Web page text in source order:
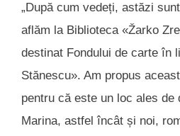
„După cum vedeți, astăzi
aflăm la Biblioteca «Žarko
destinat Fondului de carte în
Stănescu». Am propus
pentru că este un loc ales de
Marina, astfel încât și noi,